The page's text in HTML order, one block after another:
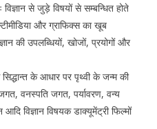
से जुड़े विषयों से सम्बन्धित होते
और ग्राफिक्स का खूब
की उपलब्धियों, खोजों, प्रयोगों और
के आधार पर पृथ्वी के जन्म की
वनस्पति जगत, पर्यावरण, वन्य
आदि विज्ञान विषयक डाक्यूमेंट्री फिल्मों